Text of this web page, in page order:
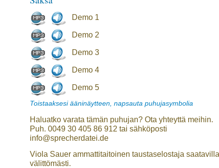
Demo 1
Demo 2
Demo 3
Demo 4
Demo 5
Toistaaksesi ääninäytteen, napsauta puhujasymbolia
Haluatko varata tämän puhujan? Ota yhteyttä meihin.
Puh. 0049 30 405 86 912 tai sähköposti
info@sprecherdatei.de
Viola Sauer ammattitaitoinen taustaselostaja saatavilla
välittömästi.